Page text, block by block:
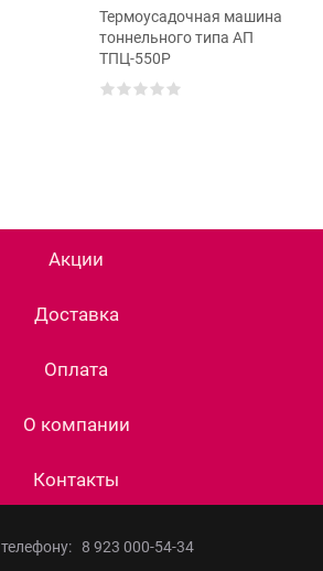
Термоусадочная машина
тоннельного типа АП
ТПЦ-550Р
Акции
Доставка
Оплата
О компании
Контакты
8 923 000-54-34